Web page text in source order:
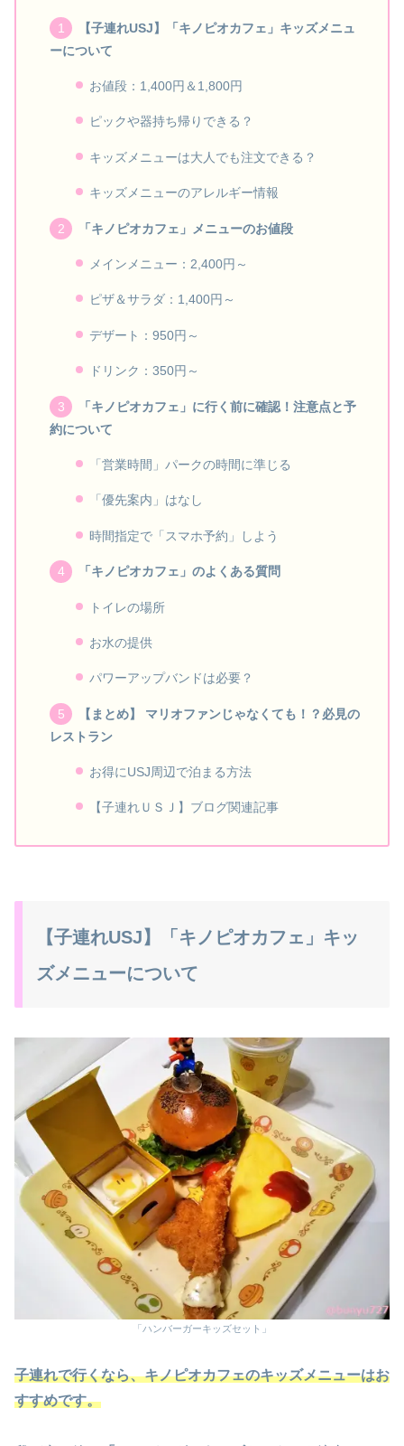
【子連れUSJ】「キノピオカフェ」キッズメニュ
ーについて
お値段：1,400円＆1,800円
ピックや器持ち帰りできる？
キッズメニューは大人でも注文できる？
キッズメニューのアレルギー情報
「キノピオカフェ」メニューのお値段
メインメニュー：2,400円～
ピザ＆サラダ：1,400円～
デザート：950円～
ドリンク：350円～
「キノピオカフェ」に行く前に確認！注意点と予
約について
「営業時間」パークの時間に準じる
「優先案内」はなし
時間指定で「スマホ予約」しよう
「キノピオカフェ」のよくある質問
トイレの場所
お水の提供
パワーアップバンドは必要？
【まとめ】 マリオファンじゃなくても！？必見の
レストラン
お得にUSJ周辺で泊まる方法
【子連れＵＳＪ】ブログ関連記事
【子連れUSJ】「キノピオカフェ」キッ
ズメニューについて
「ハンバーガーキッズセット」
子連れで行くなら、キノピオカフェのキッズメニューはお
すすめです。